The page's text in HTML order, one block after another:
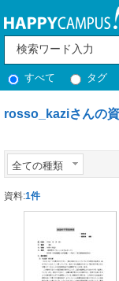
すべて タグ
rosso_kaziさんの
全ての種類
資料:1件